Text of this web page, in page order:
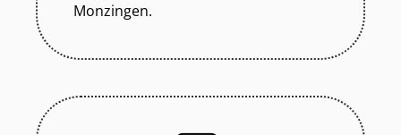
Monzingen.